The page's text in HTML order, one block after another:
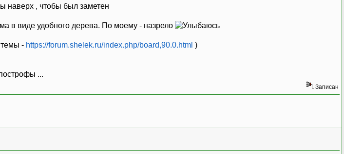
наверх , чтобы был заметен
в виде удобного дерева. По моему - назрело
- https://forum.shelek.ru/index.php/board,90.0.html )
...
Записан